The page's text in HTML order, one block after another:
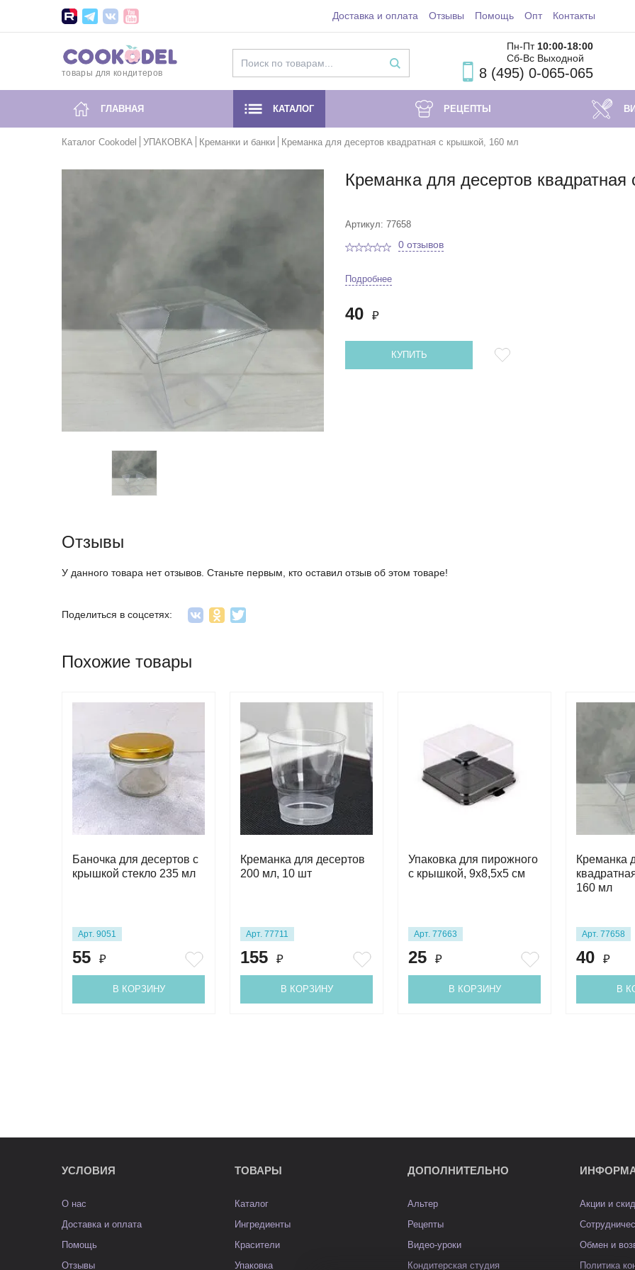
Доставка и оплата Отзывы Помощь Опт Контакты
товары для кондитеров
Пн-Пт 10:00-18:00
Сб-Вс Выходной
8 (495) 0-065-065
ГЛАВНАЯ КАТАЛОГ РЕЦЕПТЫ
Каталог Cookodel УПАКОВКА Креманки и банки Креманка для десертов квадратная с крышкой, 160 мл
Креманка для десертов
Артикул: 77658
0 отзывов
Подробнее
40 ₽
КУПИТЬ
Отзывы
У данного товара нет отзывов. Станьте первым, кто оставил отзыв об этом товаре!
Поделиться в соцсетях:
Похожие товары
Баночка для десертов с
крышкой стекло 235 мл
Арт. 9051
55 ₽
В КОРЗИНУ
Креманка для десертов
200 мл, 10 шт
Арт. 77711
155 ₽
В КОРЗИНУ
Упаковка для пирожного
с крышкой, 9х8,5х5 см
Арт. 77663
25 ₽
В КОРЗИНУ
Креманка
160 мл
Арт. 77658
40 ₽
В
УСЛОВИЯ
О нас
Доставка и оплата
Помощь
Отзывы
ТОВАРЫ
Каталог
Ингредиенты
Красители
Упаковка
ДОПОЛНИТЕЛЬНО
Альтер
Рецепты
Видео-уроки
Кондитерская студия
Акции и
Обмен и
Политика